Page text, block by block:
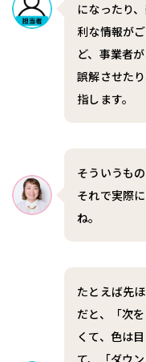
になったり
利な情報が
ど、事業者
誤解させた
指します。
そういうも
それで実際
ね。
たとえば先
だと、「次
くて、色は